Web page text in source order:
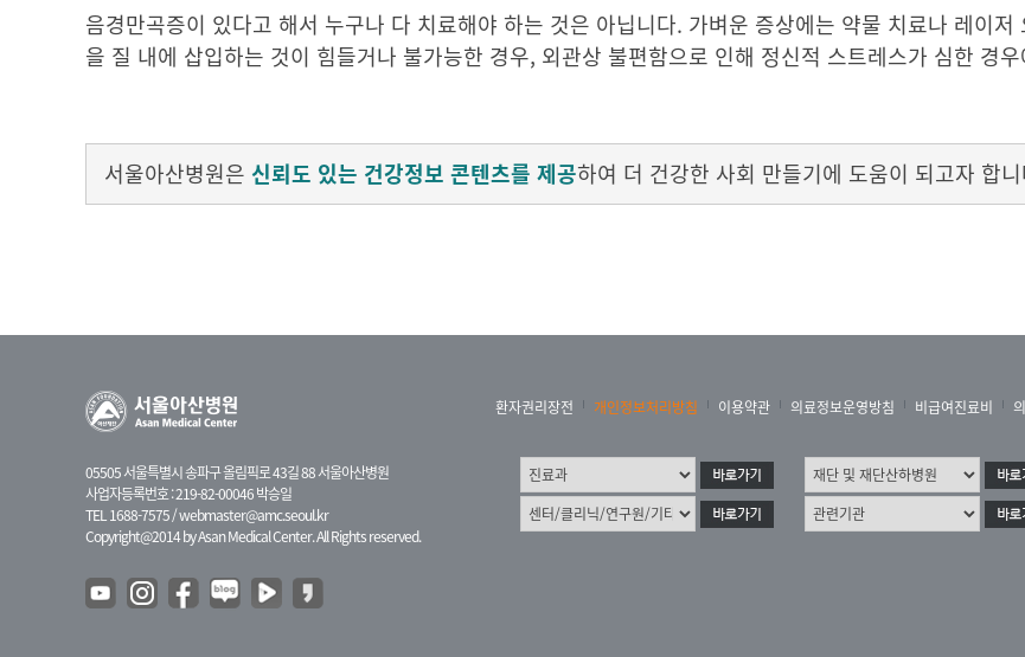
음경만곡증이 있다고 해서 누구나 다 치료해야 하는 것은 아닙니다. 가벼운 증상에는 약물 치료나 레이저
을 질 내에 삽입하는 것이 힘들거나 불가능한 경우, 외관상 불편함으로 인해 정신적 스트레스가 심한 경
서울아산병원은 신뢰도 있는 건강정보 콘텐츠를 제공하여 더 건강한 사회 만들기에 도움이 되고자 합
05505 서울특별시 송파구 올림픽로 43길 88 서울아산병원
사업자등록번호 : 219-82-00046 박승일
TEL 1688-7575 /webmaster@amc.seoul.kr
Copyright@2014 by Asan Medical Center. All Rights reserved.
환자권리장전 개인정보처리방침 이용약관 의료정보운영방침 비급여진료비